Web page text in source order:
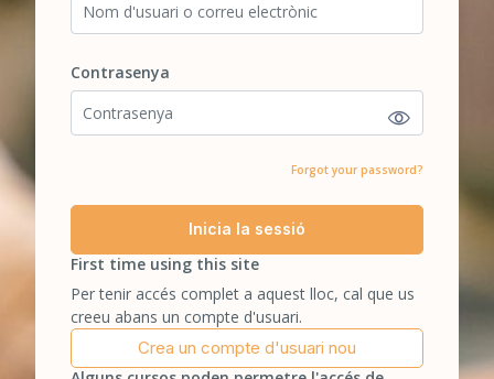
Contrasenya
Contrasenya
Forgot your password?
Inicia la sessió
First time using this site
Per tenir accés complet a aquest lloc, cal que us
creeu abans un compte d'usuari.
Crea un compte d'usuari nou